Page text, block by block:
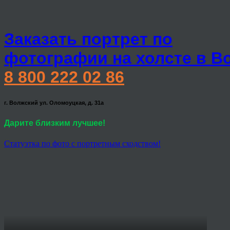
Заказать портрет по
фотографии на холсте в
8 800 222 02 86
г. Волжский ул. Оломоуцкая, д. 31а
Дарите близким лучшее!
Статуэтка по фото с портретным сходством!